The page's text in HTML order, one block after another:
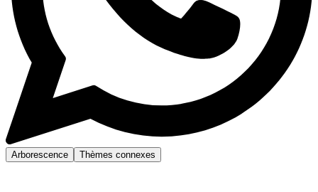
Arborescence Thèmes connexes